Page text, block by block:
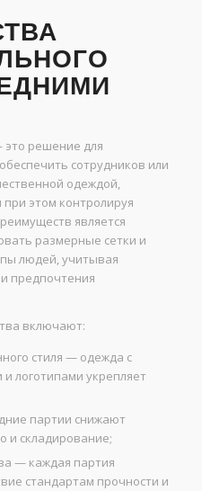
решение для
сотрудников или
одеждой,
этом контролируя
является
размерные сетки и
людей, учитывая
предпочтения
включают:
стиля — одежда с
логотипами укрепляет
партии снижают
и складирование;
— каждая партия
стандартам прочности и